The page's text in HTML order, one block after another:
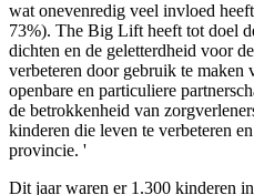
wat onevenredig veel invloed
73%). The Big Lift heeft tot doel
dichten en de geletterdheid voor
verbeteren door gebruik te maken
openbare en particuliere
de betrokkenheid van
kinderen die leven te verbeteren
provincie. '
Dit jaar waren er 1.300 kinderen